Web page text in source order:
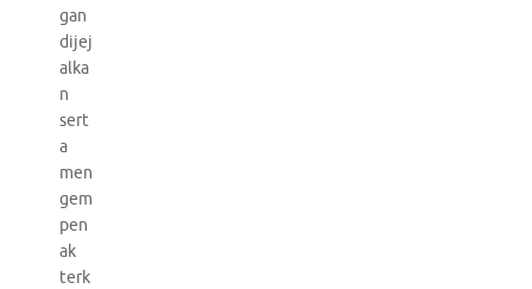
gan
dijej
alka
n
sert
a
men
gem
pen
ak
terk